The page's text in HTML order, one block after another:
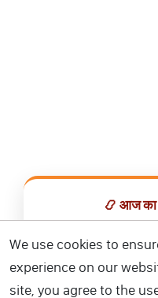
📿 आज का
📅 हिंदी
We use cookies to
experience on our
site, you agree to the